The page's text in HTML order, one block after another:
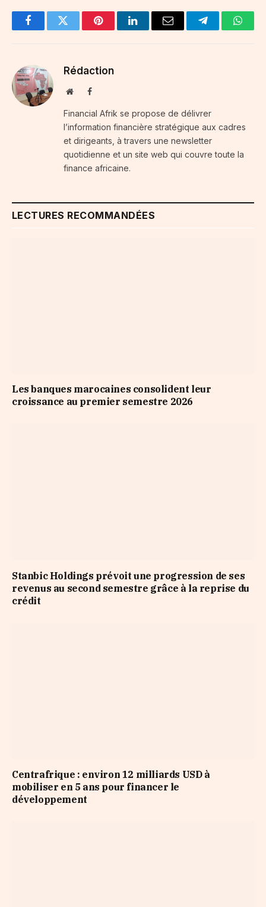
FacebookTwitter PinterestLinkedInEmail Telegram
Rédaction
WebsiteFacebook
Financial Afrik se propose de délivrer
l’information financière stratégique aux cadres
et dirigeants, à travers une newsletter
quotidienne et un site web qui couvre toute la
finance africaine.
LECTURES RECOMMANDÉES
Les banques marocaines consolident leur
croissance au premier semestre 2026
Stanbic Holdings prévoit une progression de ses
revenus au second semestre grâce à la reprise du
crédit
Centrafrique : environ 12 milliards USD à
mobiliser en 5 ans pour financer le
développement